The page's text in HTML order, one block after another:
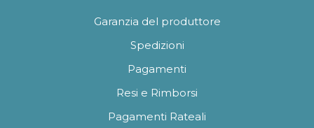
Garanzia del produttore
Spedizioni
Pagamenti
Resi e Rimborsi
Pagamenti Rateali